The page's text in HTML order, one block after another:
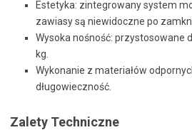
Estetyka: zintegrowany system
zawiasy są niewidoczne po
Wysoka nośność: przystosowane
kg.
Wykonanie z materiałów
długowieczność.
Zalety Techniczne